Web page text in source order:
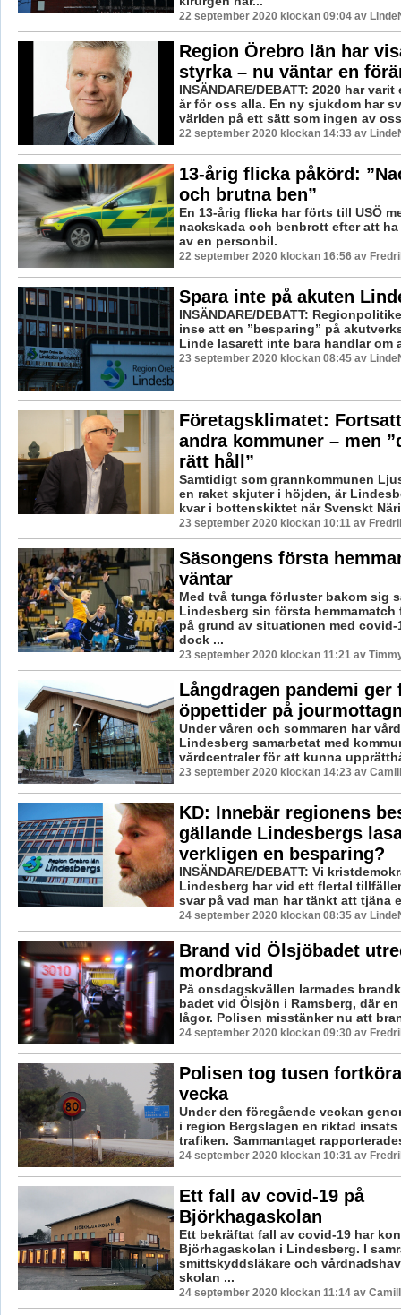
22 september 2020 klockan 09:04 av
Region Örebro län har
styrka – nu väntar en
INSÄNDARE/DEBATT: 2020 har
år för oss alla. En ny sjukdom har
världen på ett sätt som ingen av
22 september 2020 klockan 14:33 av
13-årig flicka påkörd:
och brutna ben”
En 13-årig flicka har förts till USÖ
nackskada och benbrott efter att
av en personbil.
22 september 2020 klockan 16:56 av
Spara inte på akuten
INSÄNDARE/DEBATT:
inse att en ”besparing” på
Linde lasarett inte bara handlar om
23 september 2020 klockan 08:45 av
Företagsklimatet:
andra kommuner – men
rätt håll”
Samtidigt som grannkommunen
en raket skjuter i höjden, är
kvar i bottenskiktet när Svenskt
23 september 2020 klockan 10:11 av
Säsongens första
väntar
Med två tunga förluster bakom sig
Lindesberg sin första hemmamatch
på grund av situationen med covid-
dock ...
23 september 2020 klockan 11:21 av
Långdragen pandemi ger
öppettider på
Under våren och sommaren har
Lindesberg samarbetat med
vårdcentraler för att kunna
23 september 2020 klockan 14:23 av
KD: Innebär regionens
gällande Lindesbergs
verkligen en besparing?
INSÄNDARE/DEBATT: Vi
Lindesberg har vid ett flertal
svar på vad man har tänkt att tjäna
24 september 2020 klockan 08:35 av
Brand vid Ölsjöbadet
mordbrand
På onsdagskvällen larmades
badet vid Ölsjön i Ramsberg, där
lågor. Polisen misstänker nu att
24 september 2020 klockan 09:30 av
Polisen tog tusen
vecka
Under den föregående veckan
i region Bergslagen en riktad
trafiken. Sammantaget
24 september 2020 klockan 10:31 av
Ett fall av covid-19 på
Björkhagaskolan
Ett bekräftat fall av covid-19 har
Björhagaskolan i Lindesberg. I
smittskyddsläkare och
skolan ...
24 september 2020 klockan 11:14 av